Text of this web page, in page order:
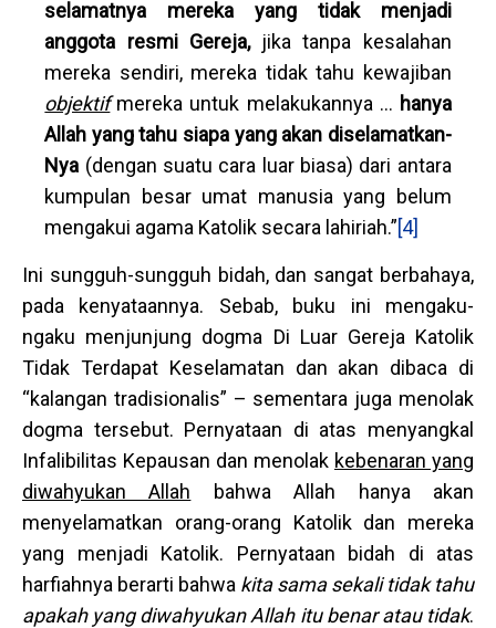
selamatnya mereka yang tidak menjadi
anggota resmi Gereja, jika tanpa kesalahan
mereka sendiri, mereka tidak tahu kewajiban
objektifmereka untuk melakukannya … hanya
Allah yang tahu siapa yang akan diselamatkan-
Nya (dengan suatu cara luar biasa) dari antara
kumpulan besar umat manusia yang belum
mengakui agama Katolik secara lahiriah.”[4]
Ini sungguh-sungguh bidah, dan sangat berbahaya,
pada kenyataannya. Sebab, buku ini mengaku-
ngaku menjunjung dogma Di Luar Gereja Katolik
Tidak Terdapat Keselamatan dan akan dibaca di
“kalangan tradisionalis” – sementara juga menolak
dogma tersebut. Pernyataan di atas menyangkal
Infalibilitas Kepausan dan menolak kebenaran yang
diwahyukan Allah bahwa Allah hanya akan
menyelamatkan orang-orang Katolik dan mereka
yang menjadi Katolik. Pernyataan bidah di atas
harfiahnya berarti bahwa kita sama sekali tidak tahu
apakah yang diwahyukan Allah itu benar atau tidak.